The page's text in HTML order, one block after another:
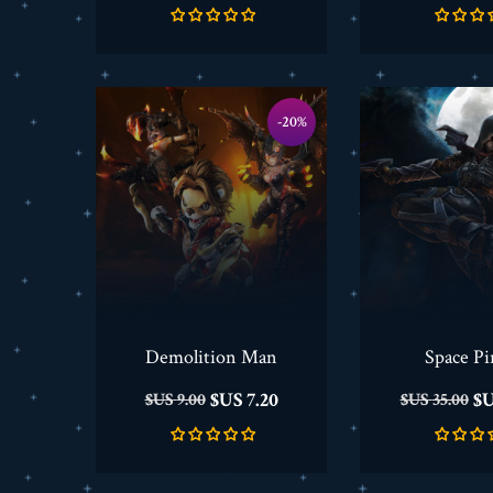
Space
السعر
35.00 US$
‎-20%
Demolition Man
السعر
7.20 US$ السعر
9.00 US$